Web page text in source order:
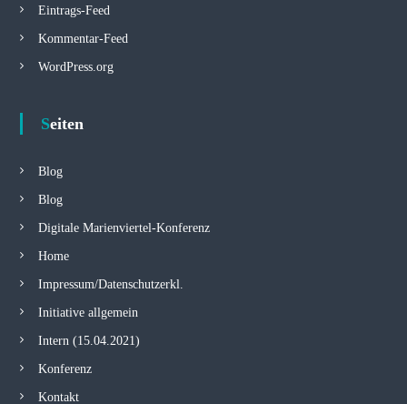
Eintrags-Feed
Kommentar-Feed
WordPress.org
Seiten
Blog
Blog
Digitale Marienviertel-Konferenz
Home
Impressum/Datenschutzerkl.
Initiative allgemein
Intern (15.04.2021)
Konferenz
Kontakt